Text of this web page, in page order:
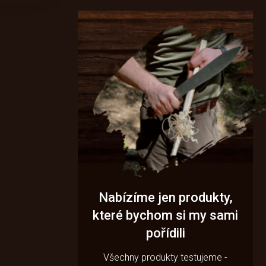
Nabízíme jen produkty,
které bychom si my sami
pořídili
Všechny produkty testujeme -